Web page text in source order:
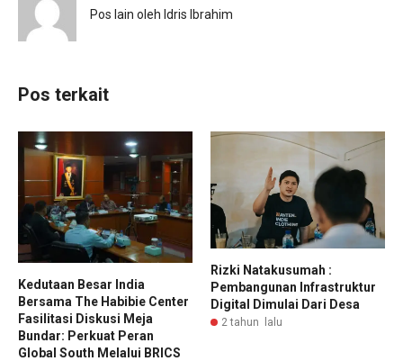
Pos lain oleh Idris Ibrahim
Pos terkait
Kedutaan Besar India
Bersama The Habibie Center
Fasilitasi Diskusi Meja
Bundar: Perkuat Peran
Global South Melalui BRICS
Rizki Natakusumah :
Pembangunan Infrastruktur
Digital Dimulai Dari Desa
2 tahun lalu